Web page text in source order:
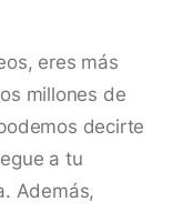
eres más
millones de
decirte
a tu
Además,